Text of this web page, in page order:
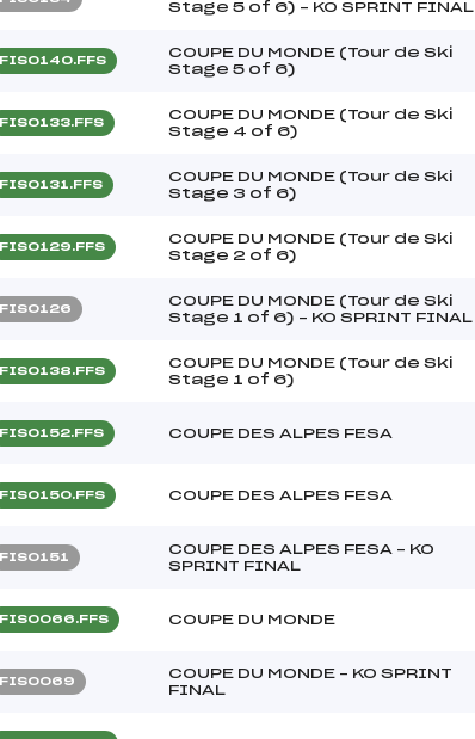
Stage 5 of 6) – KO SPRINT FINAL
FIS0140.FFS
COUPE DU MONDE (Tour de Ski
Stage 5 of 6)
FIS0133.FFS
COUPE DU MONDE (Tour de Ski
Stage 4 of 6)
FIS0131.FFS
COUPE DU MONDE (Tour de Ski
Stage 3 of 6)
FIS0129.FFS
COUPE DU MONDE (Tour de Ski
Stage 2 of 6)
FIS0126
COUPE DU MONDE (Tour de Ski
Stage 1 of 6) – KO SPRINT FINAL
FIS0138.FFS
COUPE DU MONDE (Tour de Ski
Stage 1 of 6)
FIS0152.FFS COUPE DES ALPES FESA
FIS0150.FFS COUPE DES ALPES FESA
FIS0151
COUPE DES ALPES FESA – KO
SPRINT FINAL
FIS0066.FFS COUPE DU MONDE
FIS0069
COUPE DU MONDE – KO SPRINT
FINAL